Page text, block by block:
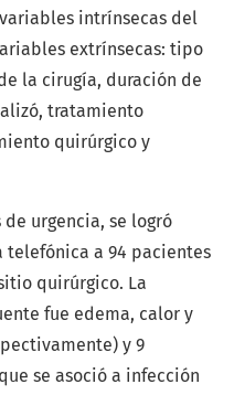
intrínsecas del
extrínsecas: tipo
la cirugía, duración de
tratamiento
quirúrgico y
de urgencia, se logró
telefónica a 94 pacientes
quirúrgico. La
fue edema, calor y
y 9
se asoció a infección